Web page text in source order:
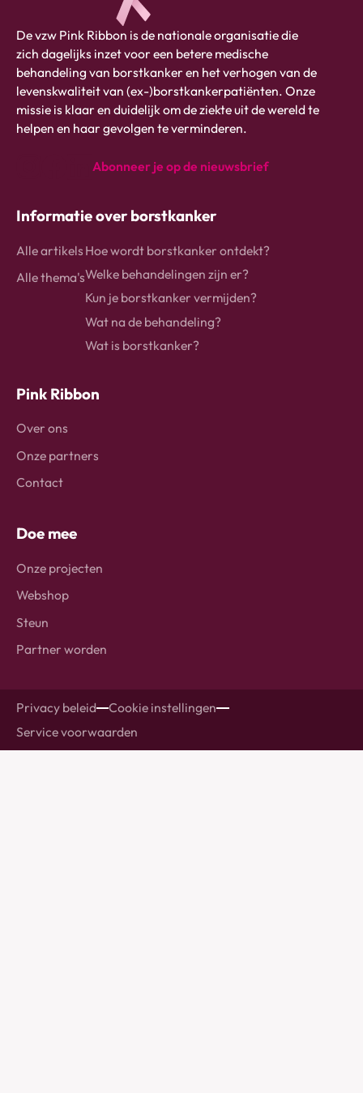
Pink
ribbon
logo
-
link
naar
De vzw Pink Ribbon is de nationale organisatie die
zich dagelijks inzet voor een betere medische
behandeling van borstkanker en het verhogen van de
levenskwaliteit van (ex-)borstkankerpatiënten. Onze
missie is klaar en duidelijk om de ziekte uit de wereld te
helpen en haar gevolgen te verminderen.
Abonneer je op de nieuwsbrief
Informatie over borstkanker
Alle artikels
Alle thema's
Hoe wordt borstkanker ontdekt?
Welke behandelingen zijn er?
Kun je borstkanker vermijden?
Wat na de behandeling?
Wat is borstkanker?
Pink Ribbon
Over ons
Onze partners
Contact
Doe mee
Onze projecten
Webshop
Steun
Partner worden
Privacy beleid
Cookie instellingen
Service voorwaarden